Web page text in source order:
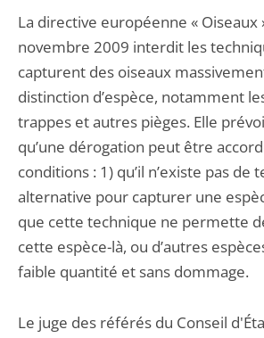
La directive européenne « Oiseaux
novembre 2009 interdit les
capturent des oiseaux
distinction d’espèce, notamment
trappes et autres pièges. Elle
qu’une dérogation peut être
conditions : 1) qu’il n’existe pas de
alternative pour capturer une
que cette technique ne permette
cette espèce-là, ou d’autres
faible quantité et sans dommage.
Le juge des référés du Conseil